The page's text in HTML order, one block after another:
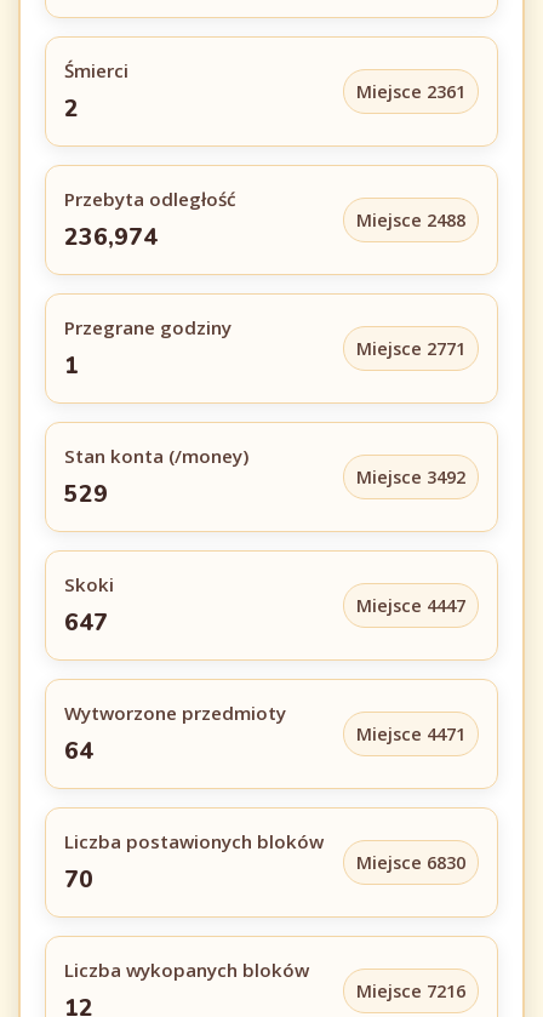
Śmierci
2
Miejsce 2361
Przebyta odległość
236,974
Miejsce 2488
Przegrane godziny
1
Miejsce 2771
Stan konta (/money)
529
Miejsce 3492
Skoki
647
Miejsce 4447
Wytworzone przedmioty
64
Miejsce 4471
Liczba postawionych bloków
70
Miejsce 6830
Liczba wykopanych bloków
12
Miejsce 7216